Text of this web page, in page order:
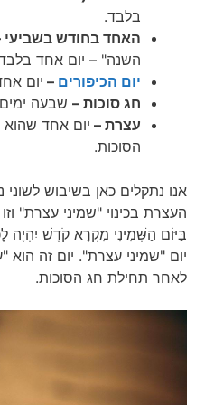
בלבד.
האחד בחודש בשביעי
השנה" – יום אחד
יום הכיפורים – יום
חג סוכות – שבעה
עצרת – יום אחד
הסוכות.
אנו נתקלים כאן בשיבוש לשוני
העצרת בכינוי "שמיני עצרת"
בַּיּוֹם הַשְּׁמִינִי מִקְרָא קֹדֶשׁ יִהְיֶה
יום "שמיני עצרת". יום זה
לאחר תחילת חג הסוכות.